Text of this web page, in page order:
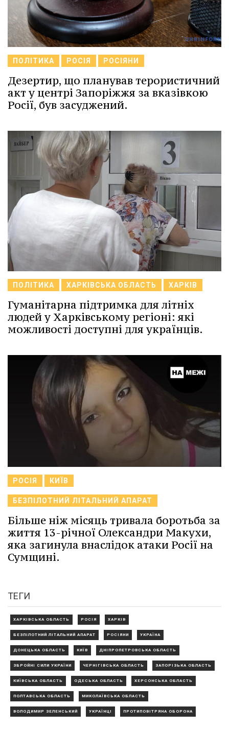
ПОЛІТИКА РОСІЯ РОСІЯНИ
Дезертир, що планував терористичний
акт у центрі Запоріжжя за вказівкою
Росії, був засуджений.
ПОЛІТИКА ХАРКІВСЬКА ОБЛАСТЬ ХАРКІВ
Гуманітарна підтримка для літніх
людей у Харківському регіоні: які
можливості доступні для українців.
РОСІЯ КИЇВ
БЕЗПІЛОТНИЙ ЛІТАЛЬНИЙ АПАРАТ
Більше ніж місяць тривала боротьба за
життя 13-річної Олександри Макухи,
яка загинула внаслідок атаки Росії на
Сумщині.
ТЕГИ
ХАРКІВСЬКА ОБЛАСТЬ РОСІЯ ХАРКІВ
БЕЗПІЛОТНИЙ ЛІТАЛЬНИЙ АПАРАТ РОСІЯНИ УКРАЇНА
ДОНЕЦЬКА ОБЛАСТЬ КИЇВ ДНІПРОПЕТРОВСЬКА ОБЛАСТЬ
ЗБРОЙНІ СИЛИ УКРАЇНИ ЧЕРНІГІВСЬКА ОБЛАСТЬ ЗАПОРІЗЬКА ОБЛАСТЬ
КИЇВСЬКА ОБЛАСТЬ ОДЕСЬКА ОБЛАСТЬ ХЕРСОНСЬКА ОБЛАСТЬ
ПОЛТАВСЬКА ОБЛАСТЬ МИКОЛАЇВСЬКА ОБЛАСТЬ
ВОЛОДИМИР ЗЕЛЕНСЬКИЙ УКРАЇНЦІ ПРОТИПОВІТРЯНА ОБОРОНА